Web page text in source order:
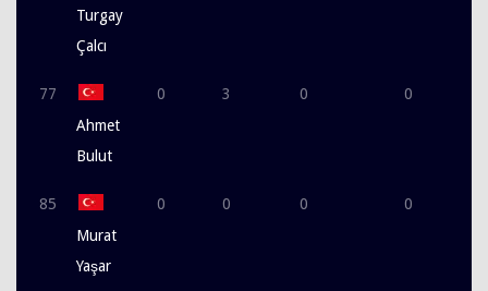
Turgay
Çalcı
77
Ahmet
Bulut
0 3 0 0
85
Murat
Yaşar
0 0 0 0